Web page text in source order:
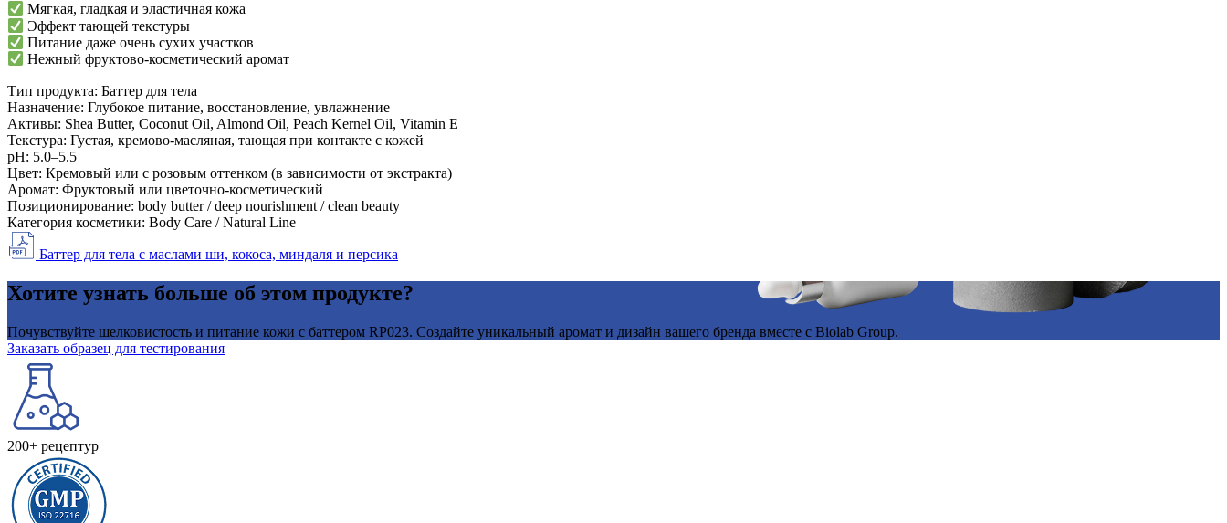
Мягкая, гладкая и эластичная кожа
Эффект тающей текстуры
Питание даже очень сухих участков
Нежный фруктово-косметический аромат
Тип продукта: Баттер для тела
Назначение: Глубокое питание, восстановление, увлажнение
Активы: Shea Butter, Coconut Oil, Almond Oil, Peach Kernel Oil, Vitamin E
Текстура: Густая, кремово-масляная, тающая при контакте с кожей
рН: 5.0–5.5
Цвет: Кремовый или с розовым оттенком (в зависимости от экстракта)
Аромат: Фруктовый или цветочно-косметический
Позиционирование: body butter / deep nourishment / clean beauty
Категория косметики: Body Care / Natural Line
Баттер для тела с маслами ши, кокоса, миндаля и персика
Хотите узнать больше об этом продукте?
Почувствуйте шелковистость и питание кожи с баттером RP023. Создайте уникальный аромат и дизайн вашего бренда вместе с Biolab Group.
Заказать образец для тестирования
200+ рецептур